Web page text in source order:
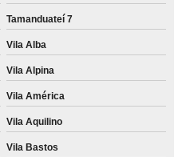
Tamanduateí 7
Vila Alba
Vila Alpina
Vila América
Vila Aquilino
Vila Bastos